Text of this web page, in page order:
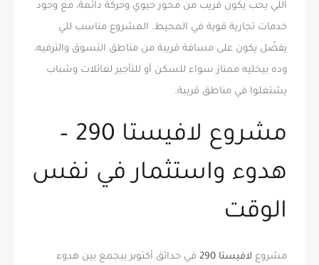
اللي يحب يكون قريب من محور حيوي وحركة دائمة، مع وجود
خدمات تجارية قوية في المحيط. المشروع مناسب للي
يفضّل يكون على مسافة قريبة من مناطق التسوق والترفيه،
وده بيخليه ممتاز سواء للسكن أو للتأجير لعائلات وشباب
يشتغلوا في مناطق قريبة.
مشروع لافيستا 290 –
هدوء واستثمار في نفس
الوقت
مشروع لافيستا 290
في حدائق أكتوبر بيجمع بين هدوء